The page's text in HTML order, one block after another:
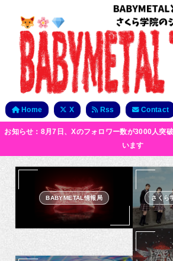
Home X Rss Contact
お知らせ：8月7日、Xのフォロワー数が3000人突
います
BABYMETAL情報局 さくら